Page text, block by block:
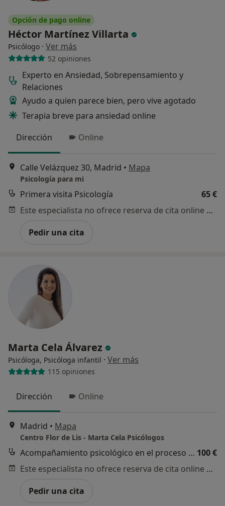
Opción de pago online
Héctor Martínez Villarta
Psicólogo · Ver más
52 opiniones
Experto en Ansiedad, Sobrepensamiento y
Relaciones
Ayudo a quien parece bien, pero vive agotado
Terapia breve para ansiedad online
Dirección
Online
Calle Velázquez 30, Madrid • Mapa
Psicología para mi
Primera visita Psicología
65 €
Este especialista no ofrece reserva de cita online en esta dirección.
Pedir una cita
Marta Cela Álvarez
Psicóloga, Psicóloga infantil · Ver más
115 opiniones
Dirección Online
Madrid • Mapa
Centro Flor de Lis - Marta Cela Psicólogos
Acompañamiento psicológico en el proceso personal 100 €
Este especialista no ofrece reserva de cita online en esta dirección.
Pedir una cita